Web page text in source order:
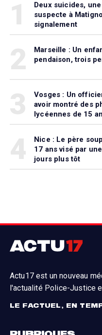
Deux suicides,
suspecte à
signalement
Marseille : Un
pendaison, trois
Vosges : Un
avoir montré des
lycéennes de 15
Nice : Le père
17 ans visé par
jours plus tôt
Actu17 est un nouveau
l'actualité Police-Justice
LE FACTUEL, EN